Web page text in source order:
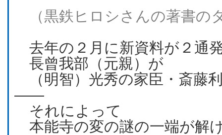
（黒鉄ヒロシさんの著書の
去年の２月に新資料が２通
長曾我部（元親）が
（明智）光秀の家臣・斎藤
――
それによって
本能寺の変の謎の一端が解